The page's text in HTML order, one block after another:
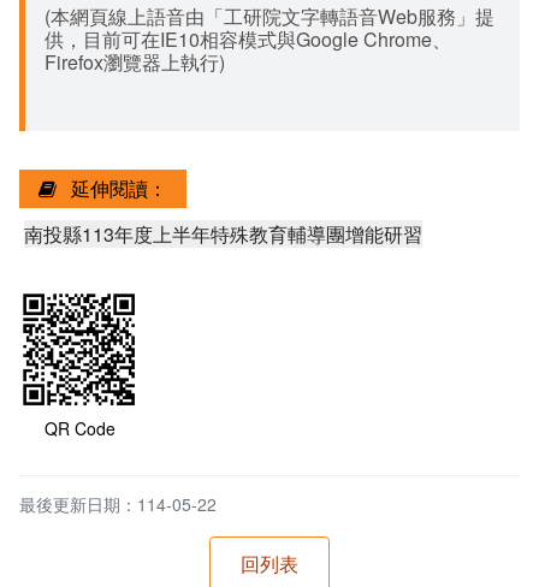
(本網頁線上語音由「工研院文字轉語音Web服務」提
供，目前可在IE10相容模式與Google Chrome、
Firefox瀏覽器上執行)
延伸閱讀：
南投縣113年度上半年特殊教育輔導團增能研習
QR Code
最後更新日期：114-05-22